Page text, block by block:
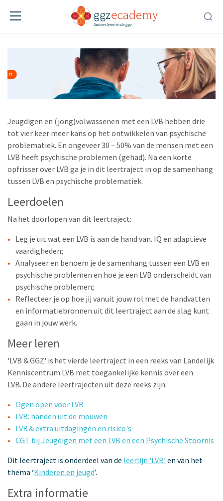
LVB & GGZ
Leertraject
Jeugdigen en (jong)volwassenen met een LVB hebben drie
tot vier keer meer kans op het ontwikkelen van psychische
problematiek. En ongeveer 30 – 50% van de mensen met een
LVB heeft psychische problemen (gehad). Na een korte
opfrisser over LVB ga je in dit leertraject in op de samenhang
tussen LVB en psychische problematiek.
Leerdoelen
Na het doorlopen van dit leertraject:
Leg je uit wat een LVB is aan de hand van. IQ en adaptieve
vaardigheden;
Analyseer en benoem je de samenhang tussen een LVB en
psychische problemen en hoe je een LVB onderscheidt van
psychische problemen;
Reflecteer je op hoe jij vanuit jouw rol met de handvatten
en informatiebronnen uit dit leertraject aan de slag kunt
gaan in jouw werk.
Meer leren
'LVB & GGZ' is het vierde leertraject in een reeks van Landelijk
Kenniscentrum LVB met toegankelijke kennis over een
LVB. De andere leertrajecten uit deze reeks zijn:
Ogen open voor LVB
LVB: handen uit de mouwen
LVB & extra uitdagingen en risico's
CGT bij Jeugdigen met een LVB en een Psychische Stoornis
Dit leertraject is onderdeel van de leerlijn ‘LVB’ en van het
thema ‘Kinderen en jeugd’.
Extra informatie